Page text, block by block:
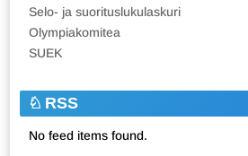
Selo- ja suorituslukulaskuri
Olympiakomitea
SUEK
RSS
No feed items found.